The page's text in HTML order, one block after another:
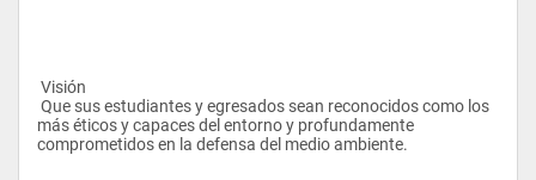
Visión
más éticos y capaces del entorno y profundamente
comprometidos en la defensa del medio ambiente.